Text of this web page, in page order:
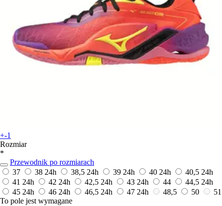
+-1
Rozmiar
*
Przewodnik po rozmiarach
37
38 24h 38,5 24h 39 24h 40 24h 40,5 24h
41 24h 42 24h 42,5 24h 43 24h 44 44,5 24h
45 24h 46 24h 46,5 24h 47 24h 48,5 50
51
To pole jest wymagane